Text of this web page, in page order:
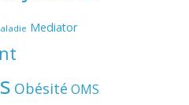
Mediator
Obésité OMS